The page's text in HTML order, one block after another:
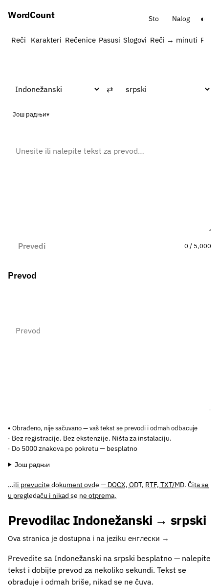
WordCount Sto Nalog ◐
Reči Karakteri Rečenice Pasusi Slogovi Reči → minuti Reči
Prevodilac Indonežanski → srpski
Ova stranica je dostupna i na jeziku енглески →
Prevedite sa Indonežanski na srpski besplatno — nalepite
tekst i dobijte prevod za nekoliko sekundi. Tekst se
obrađuje i odmah briše, nikad se ne čuva.
⇄
Још радњи
Prevedi 0 / 5,000
Obrađeno, nije sačuvano — vaš tekst se prevodi i odmah odbacuje
· Bez registracije. Bez ekstenzije. Ništa za instalaciju.
· Do 5000 znakova po pokretu — besplatno
Још радњи
…ili prevucite dokument ovde — DOCX, ODT, RTF, TXT/MD. Čita se
u pregledaču i nikad se ne otprema.
Prevod